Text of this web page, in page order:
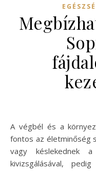
A végbél és a környező területek egészsége kiemelten
fontos az életminőség
vagy késlekednek
kivizsgálásával,